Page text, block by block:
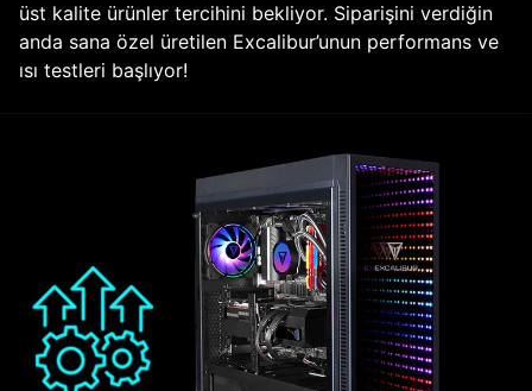
üst kalite ürünler tercihini bekliyor. Siparişini verdiğin
anda sana özel üretilen Excalibur’unun performans ve
ısı testleri başlıyor!